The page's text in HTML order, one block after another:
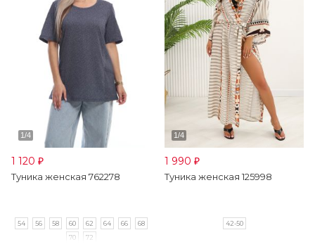
1 120 ₽
Туника женская 762278
54 56 58 60 62 64 66
68
70
72
1 990 ₽
Туника женская 125998
42-50